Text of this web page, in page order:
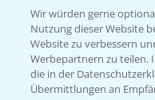
Wir würden gerne
Nutzung dieser Website
Website zu verbessern
Werbepartnern zu teilen.
die in der
Übermittlungen an